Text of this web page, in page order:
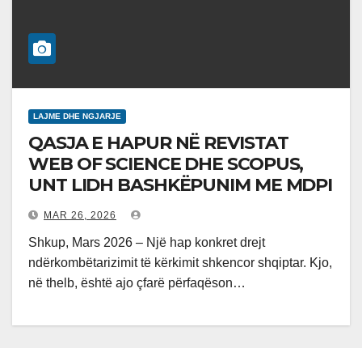
LAJME DHE NGJARJE
QASJA E HAPUR NË REVISTAT
WEB OF SCIENCE DHE SCOPUS,
UNT LIDH BASHKËPUNIM ME MDPI
MAR 26, 2026
Shkup, Mars 2026 – Një hap konkret drejt
ndërkombëtarizimit të kërkimit shkencor shqiptar. Kjo,
në thelb, është ajo çfarë përfaqëson…